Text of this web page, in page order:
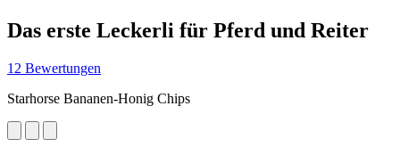
Das erste Leckerli für Pferd und Reiter
12 Bewertungen
Starhorse Bananen-Honig Chips